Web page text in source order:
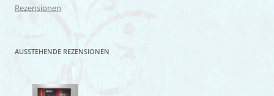
Rezensionen
AUSSTEHENDE REZENSIONEN